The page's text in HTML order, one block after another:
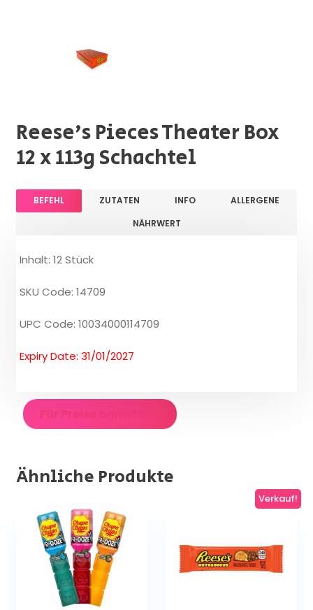
Reese's Pieces Theater Box
12 x 113g Schachtel
BEFEHL ZUTATEN INFO
ALLERGENE
NÄHRWERT
Inhalt: 12 Stück
SKU Code: 14709
UPC Code: 10034000114709
Expiry Date: 31/01/2027
Für Preise anmelden
Ähnliche Produkte
Verkauf!